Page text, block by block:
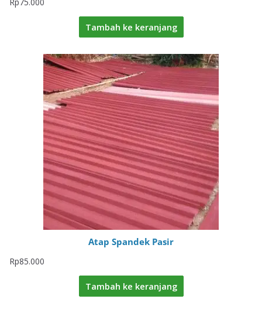
Rp75.000
Tambah ke keranjang
Atap Spandek Pasir
Rp85.000
Tambah ke keranjang